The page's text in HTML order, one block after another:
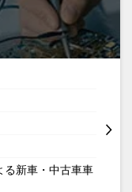
る新車・中古車車